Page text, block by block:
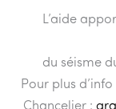
c
e
b
at
s
A
L’aide
du séisme
Pour plus